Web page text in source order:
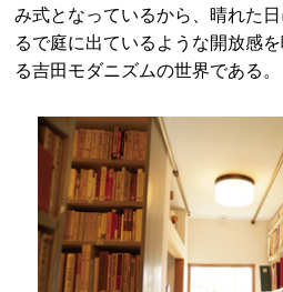
み式となっているから、晴れた
るで庭に出ているような開放感
る吉田モダニズムの世界である。